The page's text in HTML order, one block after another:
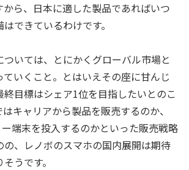
から、日本に適した製品であればいつ
できているわけです。
いては、とにかくグローバル市場と
いくこと。とはいえその座に甘んじ
終目標はシェア1位を目指したいとのこ
キャリアから製品を販売するのか、
端末を投入するのかといった販売戦略
の、レノボのスマホの国内展開は期待
うです。